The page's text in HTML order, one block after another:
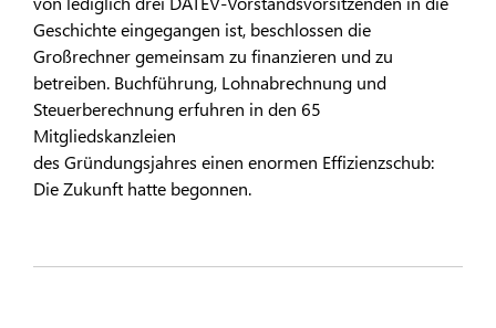
Geschichte eingegangen ist, beschlossen die
Großrechner gemeinsam zu finanzieren und zu
betreiben. Buchführung, Lohnabrechnung und
Steuerberechnung erfuhren in den 65
Mitgliedskanzleien
des Gründungsjahres einen enormen Effizienzschub:
Die Zukunft hatte begonnen.